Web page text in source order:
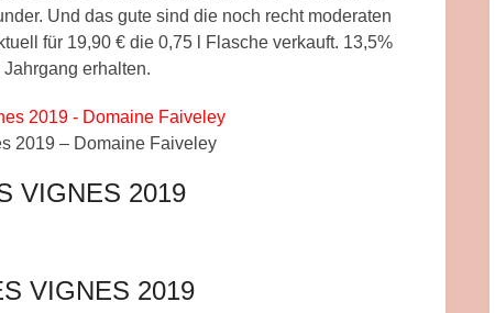
Und das gute sind die noch recht moderaten
für 19,90 € die 0,75 l Flasche verkauft. 13,5%
erhalten.
2019 – Domaine Faiveley
VIGNES 2019
VIGNES 2019